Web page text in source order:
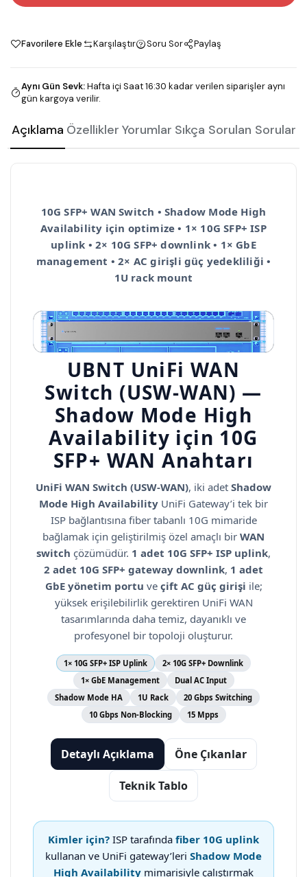
Favorilere Ekle Karşılaştır Soru Sor Paylaş
Aynı Gün Sevk:Hafta içi Saat 16:30 kadar verilen siparişler aynı
gün kargoya verilir.
Açıklama Özellikler Yorumlar Sıkça Sorulan Sorular
10G SFP+ WAN Switch • Shadow Mode High
Availability için optimize • 1× 10G SFP+ ISP
uplink • 2× 10G SFP+ downlink • 1× GbE
management • 2× AC girişli güç yedekliliği •
1U rack mount
UBNT UniFi WAN
Switch (USW-WAN) —
Shadow Mode High
Availability için 10G
SFP+ WAN Anahtarı
UniFi WAN Switch (USW-WAN), iki adet Shadow
Mode High Availability UniFi Gateway’i tek bir
ISP bağlantısına fiber tabanlı 10G mimaride
bağlamak için geliştirilmiş özel amaçlı bir WAN
switch çözümüdür. 1 adet 10G SFP+ ISP uplink,
2 adet 10G SFP+ gateway downlink, 1 adet
GbE yönetim portu ve çift AC güç girişi ile;
yüksek erişilebilirlik gerektiren UniFi WAN
tasarımlarında daha temiz, dayanıklı ve
profesyonel bir topoloji oluşturur.
1× 10G SFP+ ISP Uplink
2× 10G SFP+ Downlink
1× GbE Management
Dual AC Input
Shadow Mode HA
1U Rack
20 Gbps Switching
10 Gbps Non-Blocking
15 Mpps
Detaylı Açıklama Öne Çıkanlar
Teknik Tablo
Kimler için? ISP tarafında fiber 10G uplink
kullanan ve UniFi gateway’leri Shadow Mode
High Availability mimarisiyle çalıştırmak